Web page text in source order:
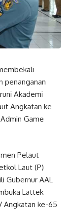
penanganan
Akademi
Angkatan ke-
Game
Pelaut
Laut (P)
Gubernur AAL
Lattek
Angkatan ke-65